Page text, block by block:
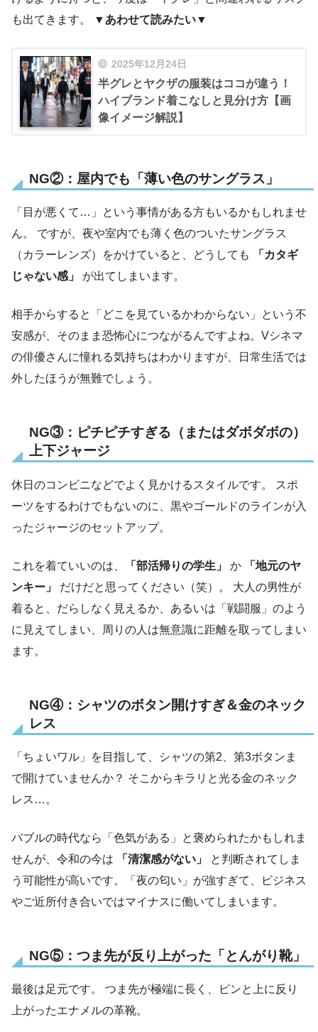
も出てきます。
▼あわせて読みたい▼
2025年12月24日
半グレとヤクザの服装はココが違う！
ハイブランド着こなしと見分け方【画
像イメージ解説】
NG②：屋内でも「薄い色のサングラス」
「目が悪くて…」という事情がある方もいるかもしれませ
ん。 ですが、夜や室内でも薄く色のついたサングラス
（カラーレンズ）をかけていると、どうしても
「カタギ
じゃない感」
が出てしまいます。
相手からすると「どこを見ているかわからない」という不
安感が、そのまま恐怖心につながるんですよね。Vシネマ
の俳優さんに憧れる気持ちはわかりますが、日常生活では
外したほうが無難でしょう。
NG③：ピチピチすぎる（またはダボダボの）
上下ジャージ
休日のコンビニなどでよく見かけるスタイルです。 スポ
ーツをするわけでもないのに、黒やゴールドのラインが入
ったジャージのセットアップ。
これを着ていいのは、 「部活帰りの学生」 か
「地元のヤ
ンキー」
だけだと思ってください（笑）。 大人の男性が
着ると、だらしなく見えるか、あるいは「戦闘服」のよう
に見えてしまい、周りの人は無意識に距離を取ってしまい
ます。
NG④：シャツのボタン開けすぎ＆金のネック
レス
「ちょいワル」を目指して、シャツの第2、第3ボタンま
で開けていませんか？ そこからキラリと光る金のネック
レス…。
バブルの時代なら「色気がある」と褒められたかもしれま
せんが、令和の今は
「清潔感がない」
と判断されてしま
う可能性が高いです。「夜の匂い」が強すぎて、ビジネス
やご近所付き合いではマイナスに働いてしまいます。
NG⑤：つま先が反り上がった「とんがり靴」
最後は足元です。 つま先が極端に長く、ピンと上に反り
上がったエナメルの革靴。